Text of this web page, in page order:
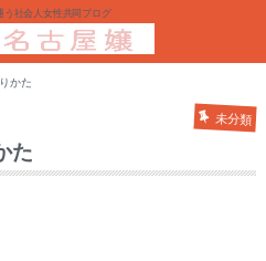
う社会人女性共同ブログ
かた
未分類
た